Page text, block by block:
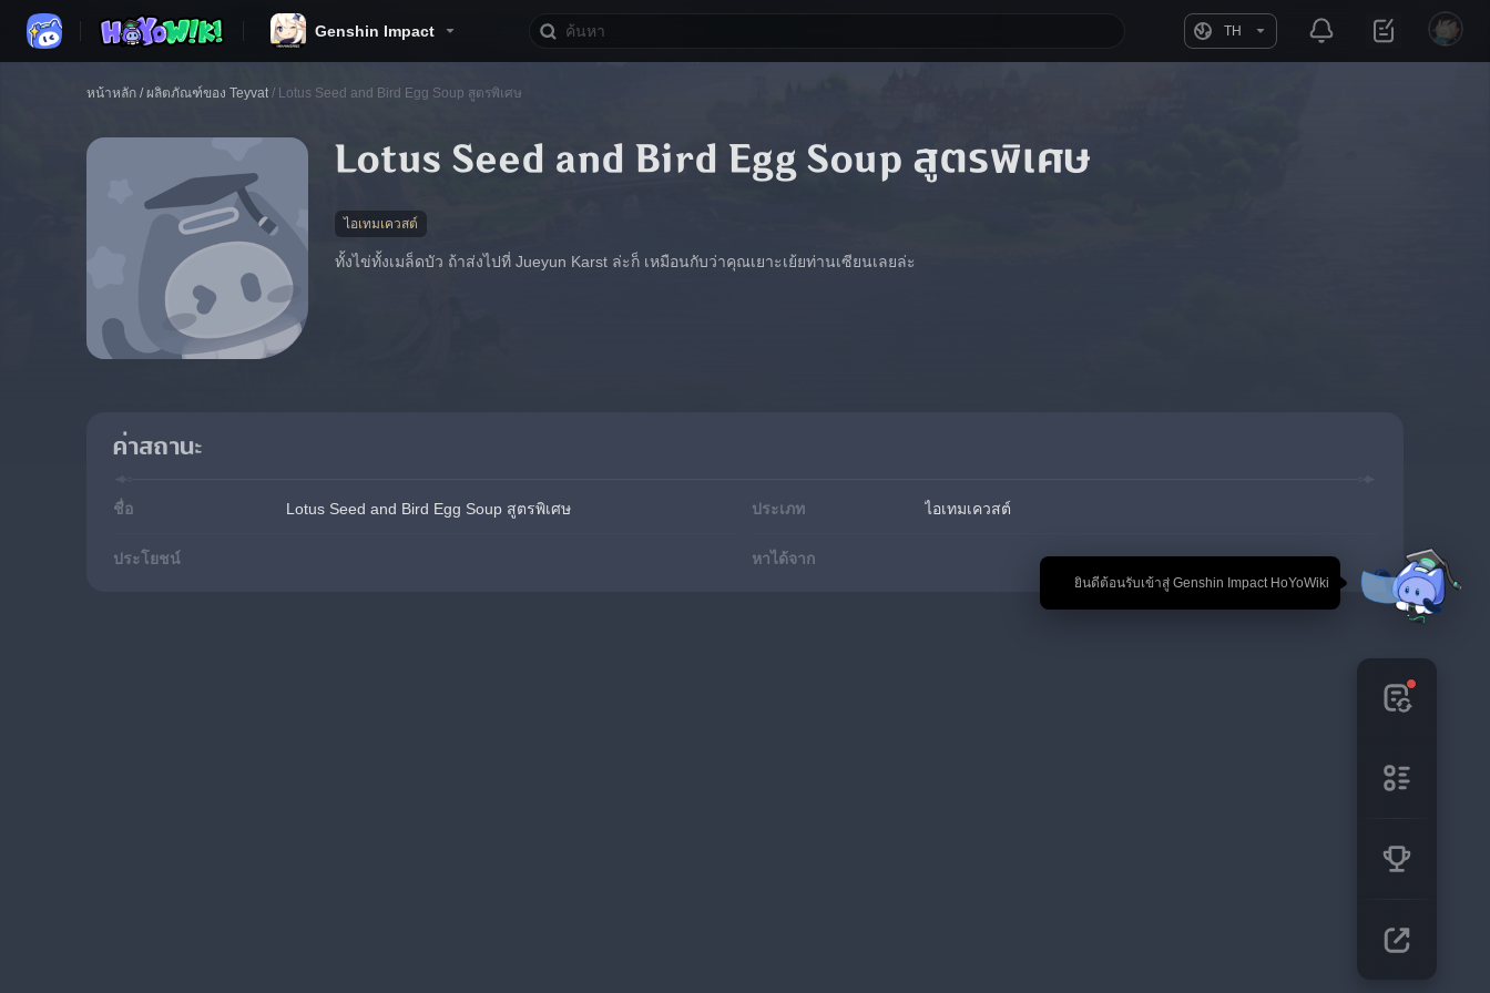
Genshin Impact TH
🎉 ยินดีต้อนรับเข้าสู่ Genshin Impact HoYoWiki
หน้าหลัก / ผลิตภัณฑ์ของ Teyvat / Lotus Seed and Bird Egg Soup สูตรพิเศษ
Lotus Seed and Bird Egg Soup สูตรพิเศษ
ไอเทมเควสต์
ทั้งไข่ทั้งเมล็ดบัว ถ้าส่งไปที่ Jueyun Karst ล่ะก็ เหมือนกับว่าคุณเยาะเย้ยท่านเซียนเลยล่ะ
ค่าสถานะ
ชื่อ Lotus Seed and Bird Egg Soup สูตรพิเศษ ประเภท ไอเทมเควสต์
ประโยชน์ หาได้จาก